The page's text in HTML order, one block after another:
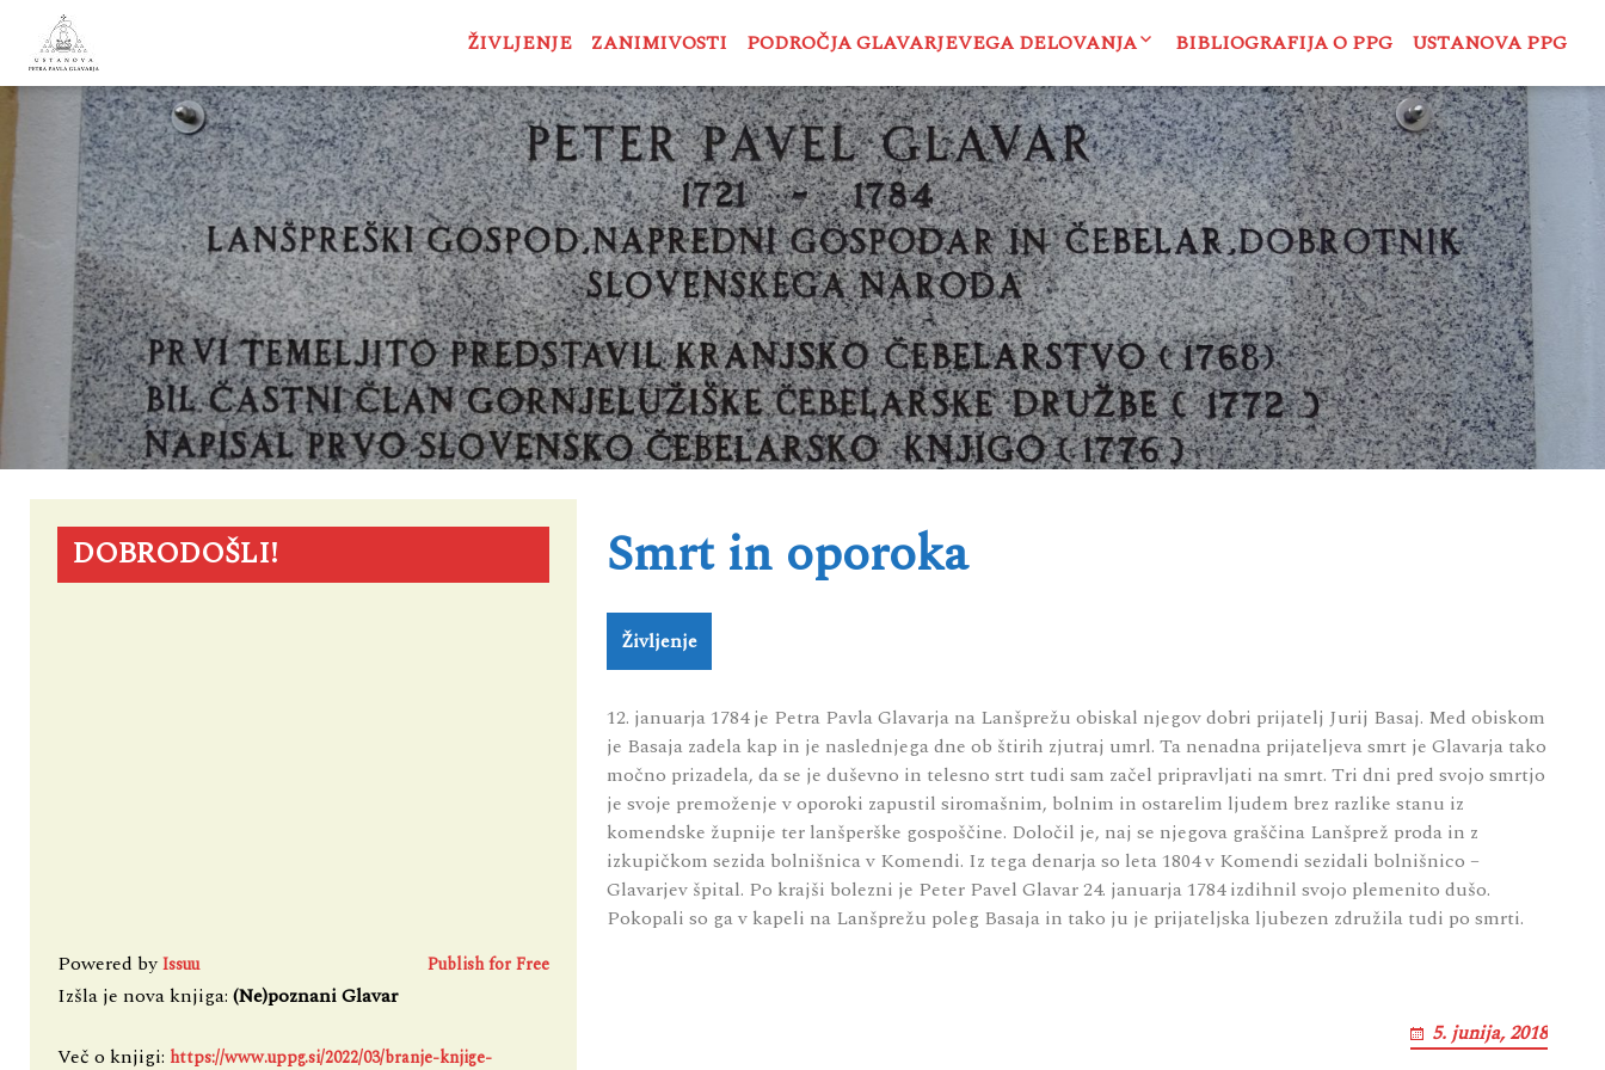
ŽIVLJENJE ZANIMIVOSTI PODROČJA GLAVARJEVEGA DELOVANJA
Duhovnost
Pastorala
Izobraževanje
Dobrodelnost
Gospodarstvo s kmetijstvom
Čebelarstvo
BIBLIOGRAFIJA O PPG USTANOVA PPG
Smrt in oporoka
Življenje
12. januarja 1784 je Petra Pavla Glavarja na Lanšprežu obiskal njegov dobri prijatelj Jurij Basaj. Med obiskom
je Basaja zadela kap in je naslednjega dne ob štirih zjutraj umrl. Ta nenadna prijateljeva smrt je Glavarja tako
močno prizadela, da se je duševno in telesno strt tudi sam začel pripravljati na smrt. Tri dni pred svojo smrtjo
je svoje premoženje v oporoki zapustil siromašnim, bolnim in ostarelim ljudem brez razlike stanu iz
komendske župnije ter lanšperške gospoščine. Določil je, naj se njegova graščina Lanšprež proda in z
izkupičkom sezida bolnišnica v Komendi. Iz tega denarja so leta 1804 v Komendi sezidali bolnišnico –
Glavarjev špital. Po krajši bolezni je Peter Pavel Glavar 24. januarja 1784 izdihnil svojo plemenito dušo.
Pokopali so ga v kapeli na Lanšprežu poleg Basaja in tako ju je prijateljska ljubezen združila tudi po smrti.
5. junija, 2018
DOBRODOŠLI!
Powered byIssuu Publish for Free
Izšla je nova knjiga: (Ne)poznani Glavar
Več o knjigi: https://www.uppg.si/2022/03/branje-knjige-